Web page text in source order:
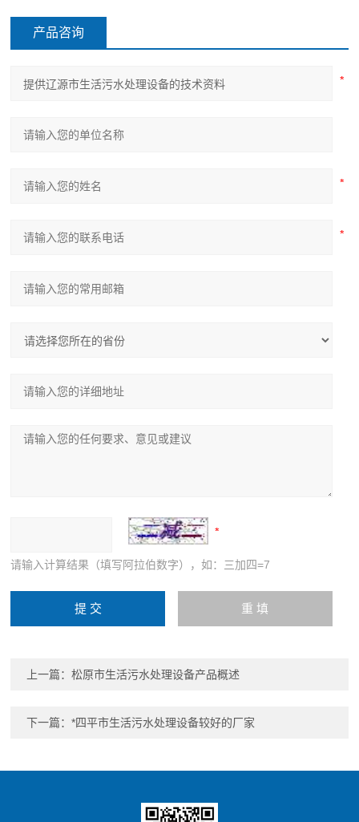
产品咨询
请输入计算结果（填写阿拉伯数字），如：三加四=7
上一篇：松原市生活污水处理设备产品概述
下一篇：*四平市生活污水处理设备较好的厂家